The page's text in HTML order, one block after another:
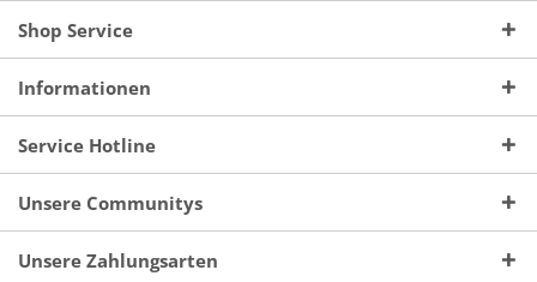
Shop Service
Informationen
Service Hotline
Unsere Communitys
Unsere Zahlungsarten